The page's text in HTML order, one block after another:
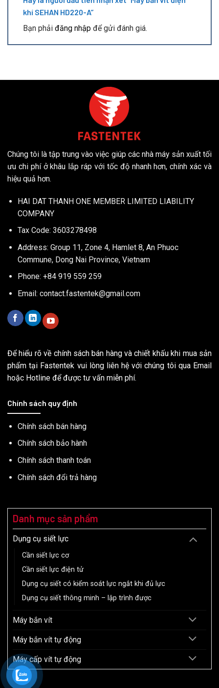
khí SEHAN HD220-A”
Bạn phải đăng nhập để gửi đánh giá.
Chúng tôi là tập trung vào việc giúp các nhà máy sản xuất tối
ưu chi phí ở khâu lắp ráp với tốc độ nhanh hơn, chính xác và
hiệu quả hơn.
HAI DAT THANH ONE MEMBER LIMITED LIABILITY
COMPANY
Tax Code: 3603278498
Address: Group 11, Zone 4, Hamlet 8, An Phuoc
Commune, Dong Nai Province, Vietnam
Phone: +84 919 559 259
Email: contact.fastentek@gmail.com
Để hiểu rõ về chính sách bán hàng và chiết khấu khi mua sản
phẩm tại Fastentek vui lòng liên hệ với chúng tôi qua Email
hoặc Hotline để được tư vấn miễn phí.
Chính sách quy định
Chính sách bán hàng
Chính sách bảo hành
Chính sách thanh toán
Chính sách đổi trả hàng
Danh mục sản phẩm
Dụng cụ siết lực
Cần siết lực cơ
Cần siết lực điện tử
Dụng cụ siết có kiểm soát lực ngắt khi đủ lực
Dụng cụ siết thông minh – lập trình được
Máy bắn vít
Máy bắn vít tự động
Máy cấp vít tự động